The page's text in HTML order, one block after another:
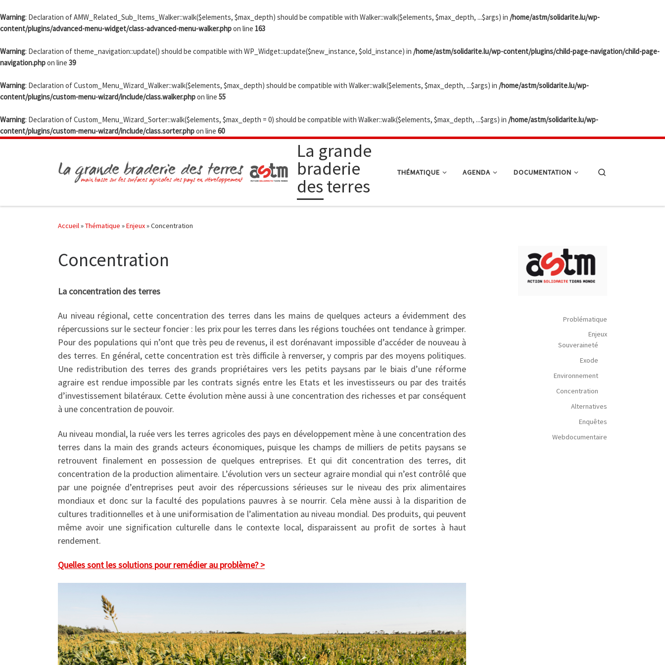
Warning: Declaration of AMW_Related_Sub_Items_Walker::walk($elements, $max_depth) should be compatible with Walker::walk($elements, $max_depth, ...$args) in /home/astm/solidarite.lu/wp-
content/plugins/advanced-menu-widget/class-advanced-menu-walker.phpon line 163
Warning: Declaration of theme_navigation::update() should be compatible with WP_Widget::update($new_instance, $old_instance) in /home/astm/solidarite.lu/wp-content/plugins/child-page-navigation/child-page-
navigation.phpon line 39
Warning: Declaration of Custom_Menu_Wizard_Walker::walk($elements, $max_depth) should be compatible with Walker::walk($elements, $max_depth, ...$args) in /home/astm/solidarite.lu/wp-
content/plugins/custom-menu-wizard/include/class.walker.phpon line 55
Warning: Declaration of Custom_Menu_Wizard_Sorter::walk($elements, $max_depth = 0) should be compatible with Walker::walk($elements, $max_depth, ...$args) in /home/astm/solidarite.lu/wp-
content/plugins/custom-menu-wizard/include/class.sorter.phpon line 60
Passer au contenu
La grande
braderie
des terres
THÉMATIQUE AGENDA DOCUMENTATION
Accueil»Thématique »Enjeux»Concentration
Concentration
La concentration des terres
Au niveau régional, cette concentration des terres dans les mains de quelques acteurs a évidemment des
répercussions sur le secteur foncier : les prix pour les terres dans les régions touchées ont tendance à grimper.
Pour des populations qui n’ont que très peu de revenus, il est dorénavant impossible d’accéder de nouveau à
des terres. En général, cette concentration est très difficile à renverser, y compris par des moyens politiques.
Une redistribution des terres des grands propriétaires vers les petits paysans par le biais d’une réforme
agraire est rendue impossible par les contrats signés entre les Etats et les investisseurs ou par des traités
d’investissement bilatéraux. Cette évolution mène aussi à une concentration des richesses et par conséquent
à une concentration de pouvoir.
Au niveau mondial, la ruée vers les terres agricoles des pays en développement mène à une concentration des
terres dans la main des grands acteurs économiques, puisque les champs de milliers de petits paysans se
retrouvent finalement en possession de quelques entreprises. Et qui dit concentration des terres, dit
concentration de la production alimentaire. L’évolution vers un secteur agraire mondial qui n’est contrôlé que
par une poignée d’entreprises peut avoir des répercussions sérieuses sur le niveau des prix alimentaires
mondiaux et donc sur la faculté des populations pauvres à se nourrir. Cela mène aussi à la disparition de
cultures traditionnelles et à une uniformisation de l’alimentation au niveau mondial. Des produits, qui peuvent
même avoir une signification culturelle dans le contexte local, disparaissent au profit de sortes à haut
rendement.
Quelles sont les solutions pour remédier au problème? >
Problématique
Enjeux
Souveraineté
Exode
Environnement
Concentration
Alternatives
Enquêtes
Webdocumentaire